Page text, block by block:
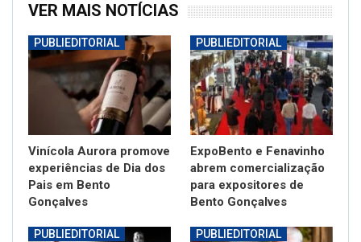
VER MAIS NOTÍCIAS
PUBLIEDITORIAL
Vinícola Aurora promove
experiências de Dia dos
Pais em Bento
Gonçalves
PUBLIEDITORIAL
ExpoBento e Fenavinho
abrem comercialização
para expositores de
Bento Gonçalves
PUBLIEDITORIAL PUBLIEDITORIAL